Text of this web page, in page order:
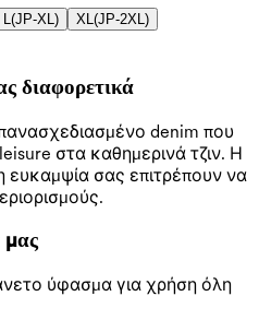
L(JP-XL) XL(JP-2XL)
διαφορετικά
denim που
στα καθημερινά τζιν. Η
ευκαμψία σας επιτρέπουν να
μας
ύφασμα για χρήση όλη